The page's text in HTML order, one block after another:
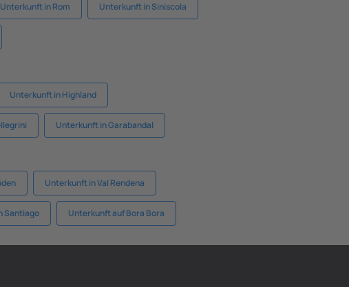
Unterkunft in Rom Unterkunft in Siniscola
Unterkunft in Highland
Unterkunft in Garabandal
Unterkunft in Val Rendena
Santiago Unterkunft auf Bora Bora